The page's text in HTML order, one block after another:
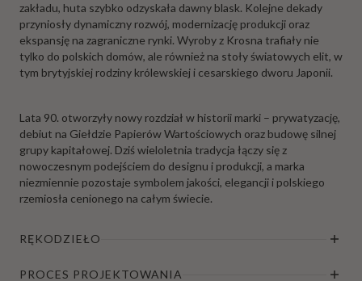
zakładu, huta szybko odzyskała dawny blask. Kolejne dekady
przyniosły dynamiczny rozwój, modernizację produkcji oraz
ekspansję na zagraniczne rynki. Wyroby z Krosna trafiały nie
tylko do polskich domów, ale również na stoły światowych elit, w
tym brytyjskiej rodziny królewskiej i cesarskiego dworu Japonii.
Lata 90. otworzyły nowy rozdział w historii marki – prywatyzację,
debiut na Giełdzie Papierów Wartościowych oraz budowę silnej
grupy kapitałowej. Dziś wieloletnia tradycja łączy się z
nowoczesnym podejściem do designu i produkcji, a marka
niezmiennie pozostaje symbolem jakości, elegancji i polskiego
rzemiosła cenionego na całym świecie.
RĘKODZIEŁO
PROCES PROJEKTOWANIA